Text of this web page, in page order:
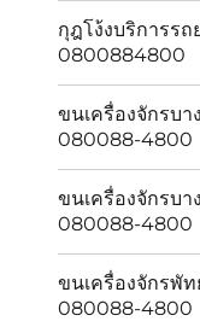
กุฎโง้งบริการร
0800884800
ขนเครื่องจักรบ
080088-4800
ขนเครื่องจักรบ
080088-4800
ขนเครื่องจักรพั
080088-4800